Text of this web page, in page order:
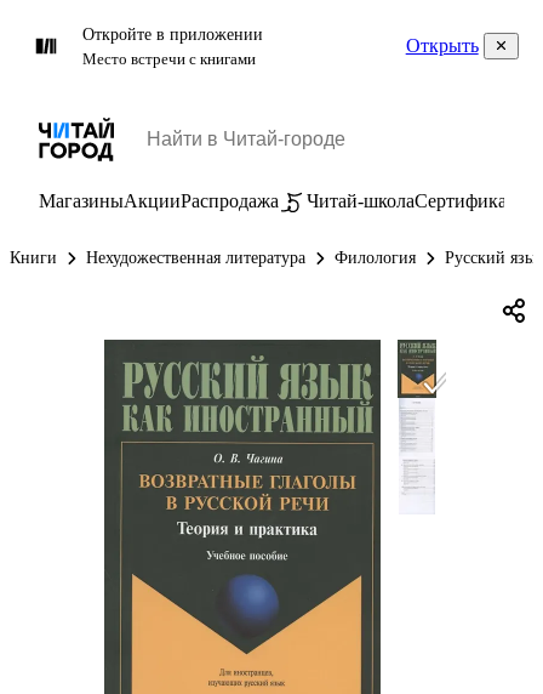
Откройте в приложении
Место встречи с книгами
Открыть
МагазиныАкцииРаспродажа Читай-школаСертификаты
Книги Нехудожественная литература Филология Русский язык